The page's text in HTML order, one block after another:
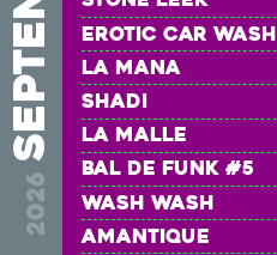
2026
EROTIC CAR WASH
La Mana
Shadi
la malle
BAL DE FUNK #5
wash wash
amantique